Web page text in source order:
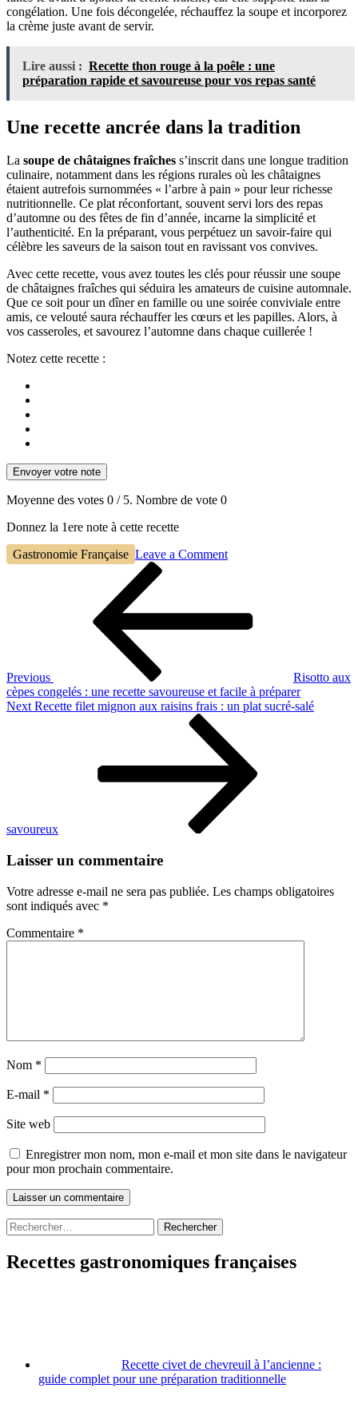
congélation. Une fois décongelée, réchauffez la soupe et incorporez
la crème juste avant de servir.
Lire aussi : Recette thon rouge à la poêle : une
préparation rapide et savoureuse pour vos repas santé
Une recette ancrée dans la tradition
La soupe de châtaignes fraîches s’inscrit dans une longue tradition
culinaire, notamment dans les régions rurales où les châtaignes
étaient autrefois surnommées « l’arbre à pain » pour leur richesse
nutritionnelle. Ce plat réconfortant, souvent servi lors des repas
d’automne ou des fêtes de fin d’année, incarne la simplicité et
l’authenticité. En la préparant, vous perpétuez un savoir-faire qui
célèbre les saveurs de la saison tout en ravissant vos convives.
Avec cette recette, vous avez toutes les clés pour réussir une soupe
de châtaignes fraîches qui séduira les amateurs de cuisine automnale.
Que ce soit pour un dîner en famille ou une soirée conviviale entre
amis, ce velouté saura réchauffer les cœurs et les papilles. Alors, à
vos casseroles, et savourez l’automne dans chaque cuillerée !
Notez cette recette :
Envoyer votre note
Moyenne des votes 0 / 5. Nombre de vote 0
Donnez la 1ere note à cette recette
Gastronomie Française Leave a Commenton
châtaignes
fraîches
d’automne
savoureux
Previous
Previous
Risotto aux
cèpes congelés : une recette savoureuse et facile à préparer
Next
Next Recette filet mignon aux raisins frais : un plat sucré-salé
savoureux
Laisser un commentaire
Votre adresse e-mail ne sera pas publiée. Les champs obligatoires
sont indiqués avec *
Commentaire *
Nom *
E-mail *
Site web
Enregistrer mon nom, mon e-mail et mon site dans le navigateur
pour mon prochain commentaire.
Rechercher :
Recettes gastronomiques françaises
Recette civet de chevreuil à l’ancienne :
guide complet pour une préparation traditionnelle